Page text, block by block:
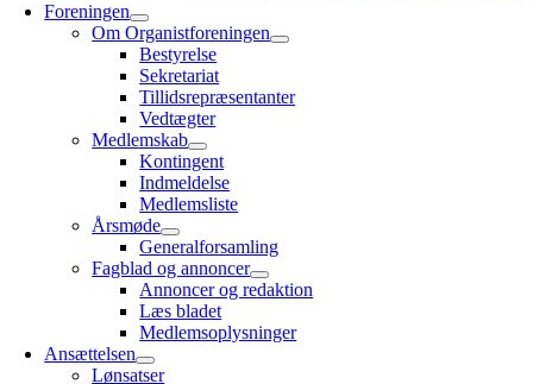
Foreningen
Om Organistforeningen
Bestyrelse
Sekretariat
Tillidsrepræsentanter
Vedtægter
Medlemskab
Kontingent
Indmeldelse
Medlemsliste
Årsmøde
Generalforsamling
Fagblad og annoncer
Annoncer og redaktion
Læs bladet
Medlemsoplysninger
Ansættelsen
Lønsatser